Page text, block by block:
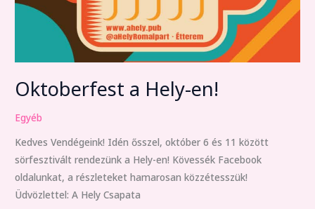
Oktoberfest a Hely-en!
Egyéb
Kedves Vendégeink! Idén ősszel, október 6 és 11 között
sörfesztivált rendezünk a Hely-en! Kövessék Facebook
oldalunkat, a részleteket hamarosan közzétesszük!
Üdvözlettel: A Hely Csapata